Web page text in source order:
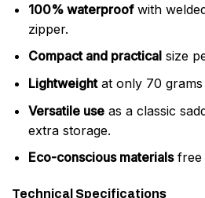
100% waterproofwith
zipper.
Compact and practicalsize
Lightweightat only 70
Versatile useas a classic
extra storage.
Eco-conscious materialsfree
Technical Specifications